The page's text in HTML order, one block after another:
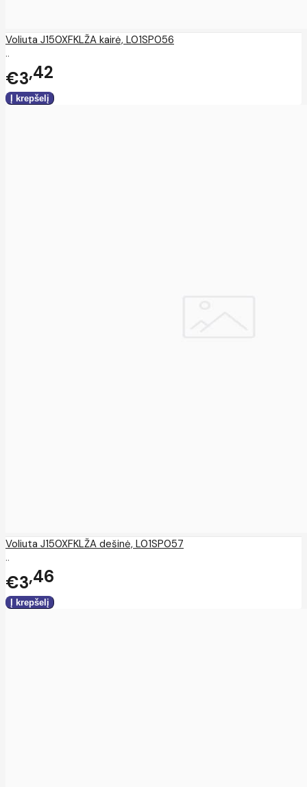
Voliuta J150XFKLŽA kairė, L01SP056
..
€3 42
Voliuta J150XFKLŽA dešinė, L01SP057
..
€3 46